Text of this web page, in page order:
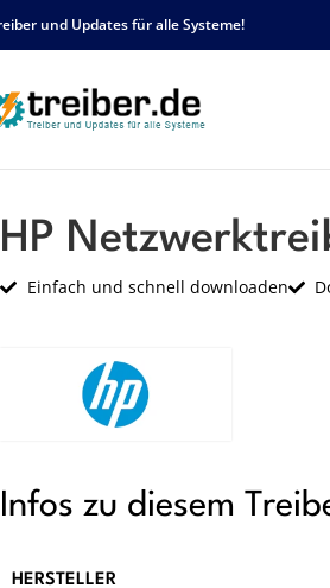
und Updates für alle Systeme!
HP
Einfach und schnell downloaden
Infos zu diesem
HERSTELLER